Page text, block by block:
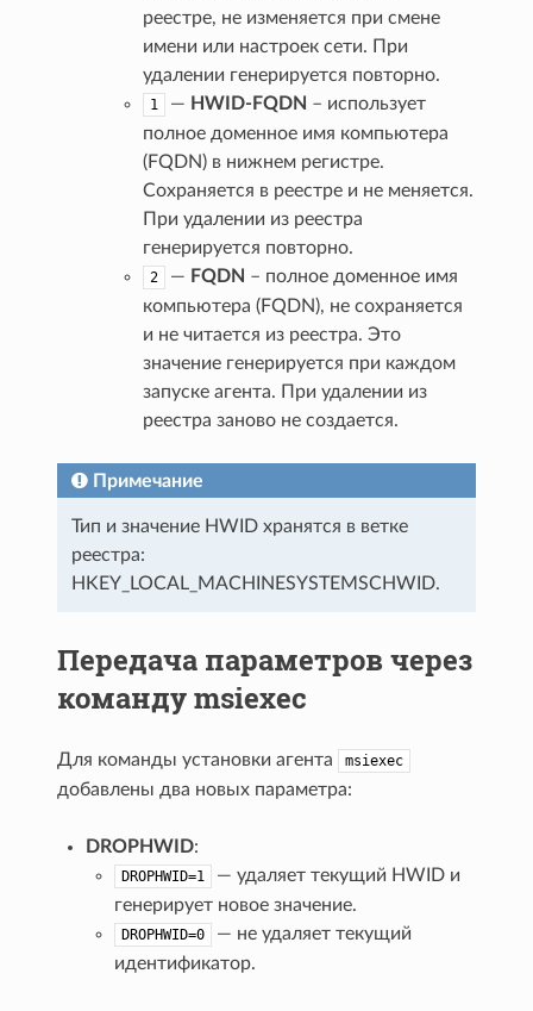
реестре, не изменяется при смене
имени или настроек сети. При
удалении генерируется повторно.
1 — HWID-FQDN – использует
полное доменное имя компьютера
(FQDN) в нижнем регистре.
Сохраняется в реестре и не меняется.
При удалении из реестра
генерируется повторно.
2 — FQDN – полное доменное имя
компьютера (FQDN), не сохраняется
и не читается из реестра. Это
значение генерируется при каждом
запуске агента. При удалении из
реестра заново не создается.
Примечание
Тип и значение HWID хранятся в ветке
реестра:
HKEY_LOCAL_MACHINESYSTEMSCHWID.
Передача параметров через
команду msiexec
Для команды установки агента msiexec
добавлены два новых параметра:
DROPHWID:
DROPHWID=1
— удаляет текущий HWID и
генерирует новое значение.
DROPHWID=0
— не удаляет текущий
идентификатор.